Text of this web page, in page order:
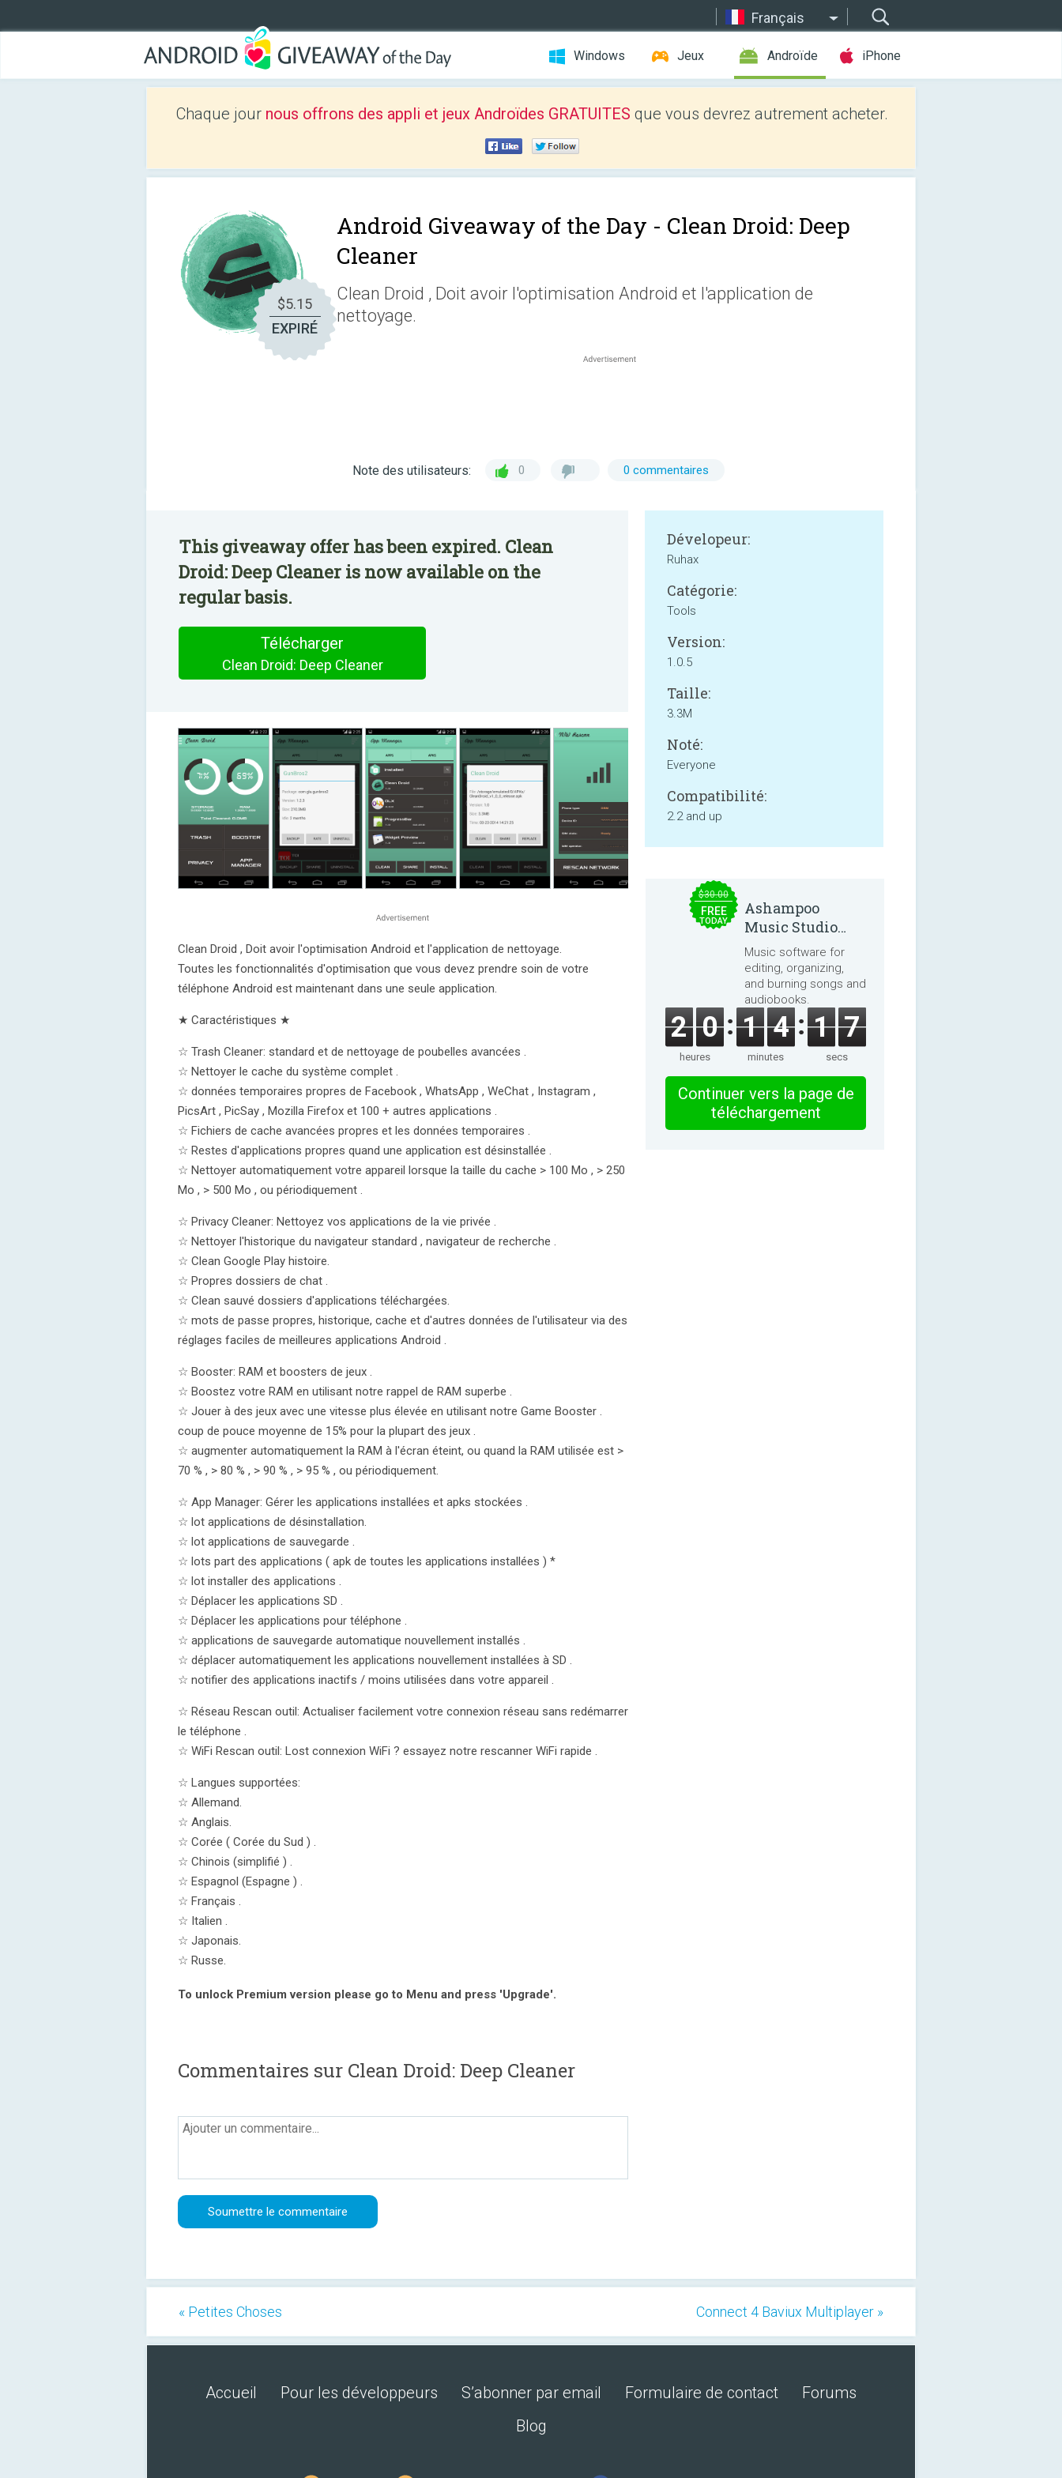
Français
Windows Jeux Androïde iPhone
Chaque jour nous offrons des appli et jeux Androïdes GRATUITES que vous devrez autrement acheter.
$5.15
EXPIRÉ
Android Giveaway of the Day - Clean Droid: Deep
Cleaner
Clean Droid , Doit avoir l'optimisation Android et l'application de
nettoyage.
Note des utilisateurs: 0 0 commentaires
This giveaway offer has been expired. Clean
Droid: Deep Cleaner is now available on the
regular basis.
Télécharger
Clean Droid: Deep Cleaner
Clean Droid , Doit avoir l'optimisation Android et l'application de nettoyage.
Toutes les fonctionnalités d'optimisation que vous devez prendre soin de votre
téléphone Android est maintenant dans une seule application.
★ Caractéristiques ★
☆ Trash Cleaner: standard et de nettoyage de poubelles avancées .
☆ Nettoyer le cache du système complet .
☆ données temporaires propres de Facebook , WhatsApp , WeChat , Instagram ,
PicsArt , PicSay , Mozilla Firefox et 100 + autres applications .
☆ Fichiers de cache avancées propres et les données temporaires .
☆ Restes d'applications propres quand une application est désinstallée .
☆ Nettoyer automatiquement votre appareil lorsque la taille du cache > 100 Mo , > 250
Mo , > 500 Mo , ou périodiquement .
☆ Privacy Cleaner: Nettoyez vos applications de la vie privée .
☆ Nettoyer l'historique du navigateur standard , navigateur de recherche .
☆ Clean Google Play histoire.
☆ Propres dossiers de chat .
☆ Clean sauvé dossiers d'applications téléchargées.
☆ mots de passe propres, historique, cache et d'autres données de l'utilisateur via des
réglages faciles de meilleures applications Android .
☆ Booster: RAM et boosters de jeux .
☆ Boostez votre RAM en utilisant notre rappel de RAM superbe .
☆ Jouer à des jeux avec une vitesse plus élevée en utilisant notre Game Booster .
coup de pouce moyenne de 15% pour la plupart des jeux .
☆ augmenter automatiquement la RAM à l'écran éteint, ou quand la RAM utilisée est >
70 % , > 80 % , > 90 % , > 95 % , ou périodiquement.
☆ App Manager: Gérer les applications installées et apks stockées .
☆ lot applications de désinstallation.
☆ lot applications de sauvegarde .
☆ lots part des applications ( apk de toutes les applications installées ) *
☆ lot installer des applications .
☆ Déplacer les applications SD .
☆ Déplacer les applications pour téléphone .
☆ applications de sauvegarde automatique nouvellement installés .
☆ déplacer automatiquement les applications nouvellement installées à SD .
☆ notifier des applications inactifs / moins utilisées dans votre appareil .
☆ Réseau Rescan outil: Actualiser facilement votre connexion réseau sans redémarrer
le téléphone .
☆ WiFi Rescan outil: Lost connexion WiFi ? essayez notre rescanner WiFi rapide .
☆ Langues supportées:
☆ Allemand.
☆ Anglais.
☆ Corée ( Corée du Sud ) .
☆ Chinois (simplifié ) .
☆ Espagnol (Espagne ) .
☆ Français .
☆ Italien .
☆ Japonais.
☆ Russe.
To unlock Premium version please go to Menu and press 'Upgrade'.
Dévelopeur:
Ruhax
Catégorie:
Tools
Version:
1.0.5
Taille:
3.3M
Noté:
Everyone
Compatibilité:
2.2 and up
Commentaires sur Clean Droid: Deep Cleaner
$30.00
FREE
TODAY
Ashampoo
Music Studio
2025
Music software for
editing, organizing,
and burning songs and
audiobooks.
2 0
heures
1 4
minutes
1 6
secs
Continuer vers la page de
téléchargement
« Petites Choses Connect 4 Baviux Multiplayer »
Accueil Pour les développeurs S’abonner par email Formulaire de contact
Forums
Blog